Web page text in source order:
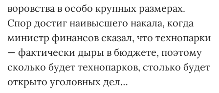
воровства в особо крупных размерах.
Спор достиг наивысшего накала, когда
министр финансов сказал, что технопарки
— фактически дыры в бюджете, поэтому
сколько будет технопарков, столько будет
открыто уголовных дел…